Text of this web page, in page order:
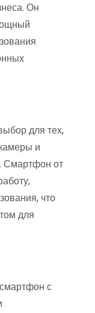
Он
для тех,
и
Смартфон от
что
для
с